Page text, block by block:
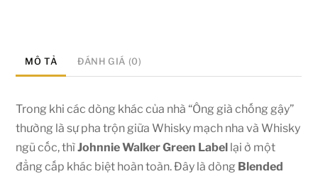
MÔ TẢ ĐÁNH GIÁ (0)
Trong khi các dòng khác của nhà “Ông già chống gậy”
thường là sự pha trộn giữa Whisky mạch nha và Whisky
ngũ cốc, thìJohnnie Walker Green Label lại ở một
đẳng cấp khác biệt hoàn toàn. Đây là dòng Blended